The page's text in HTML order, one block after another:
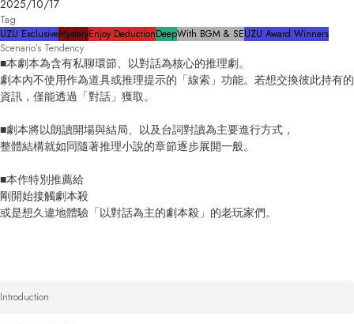
2025/10/17
Tag
UZU ExclusiveMysteryEnjoy DeductionDeepWith BGM & SEUZU Award Winners
Scenario’s Tendency
■本劇本為含有私聊環節、以對話為核心的推理劇。
劇本內不使用作為道具或推理提示的「線索」功能。若想交換彼此持有的
資訊，僅能透過「對話」獲取。
■劇本將以朗讀開場與結局、以及台詞對讀為主要進行方式，
整體結構就如同隨著推理小說的章節逐步展開一般。
■本作特別推薦給
剛開始接觸劇本殺
或是想久違地體驗「以對話為主的劇本殺」的老玩家們。
Introduction